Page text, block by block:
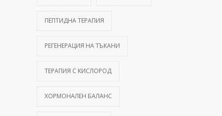
ПЕПТИДНА ТЕРАПИЯ
РЕГЕНЕРАЦИЯ НА ТЪКАНИ
ТЕРАПИЯ С КИСЛОРОД
ХОРМОНАЛЕН БАЛАНС